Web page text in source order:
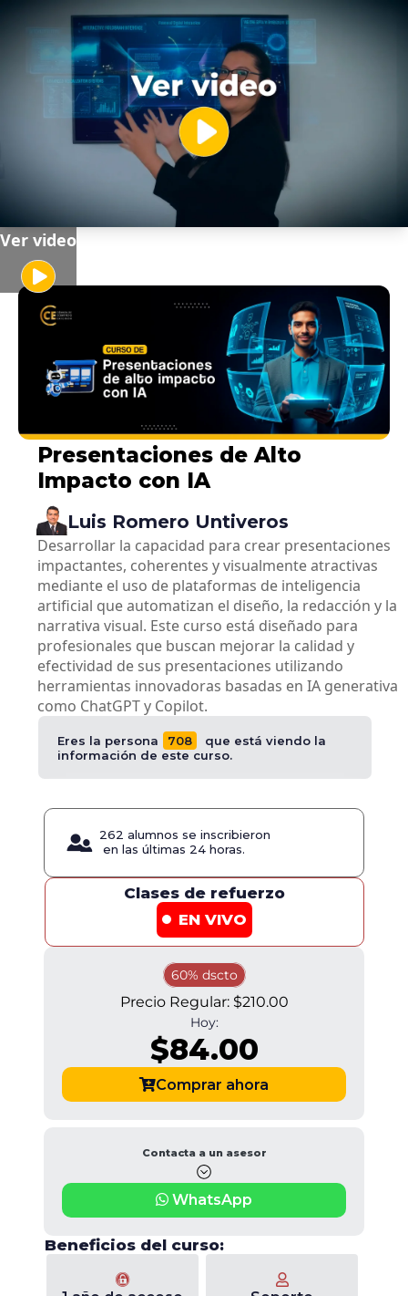
Ver video
Presentaciones de Alto
Impacto con IA
Luis Romero Untiveros
Desarrollar la capacidad para crear presentaciones
impactantes, coherentes y visualmente atractivas
mediante el uso de plataformas de inteligencia
artificial que automatizan el diseño, la redacción y la
narrativa visual. Este curso está diseñado para
profesionales que buscan mejorar la calidad y
efectividad de sus presentaciones utilizando
herramientas innovadoras basadas en IA generativa
como ChatGPT y Copilot.
Eres la persona 708
que está viendo la
información de este curso.
262 alumnos se inscribieron
en las últimas 24 horas.
Clases de refuerzo
EN VIVO
60% dscto
Precio Regular: $210.00
Hoy:
$84.00
Comprar ahora
Contacta a un asesor
WhatsApp
Beneficios del curso: